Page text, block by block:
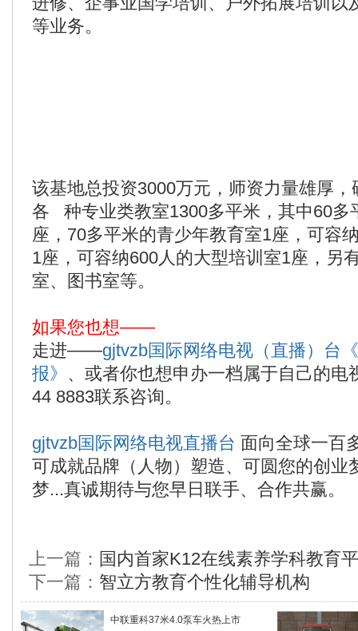
等业务。
该基地总投资3000万元，师资力量雄厚
各 种专业类教室1300多平米，其中60多
座，70多平米的青少年教育室1座，可容
1座，可容纳600人的大型培训室1座，另
室、图书室等。
如果您也想——
走进——gjtvzb国际网络电视（直播）台
报》 、或者你也想申办一档属于自己的电
44 8883联系咨询。
gjtvzb国际网络电视直播台 面向全球一百
可成就品牌（人物）塑造、可圆您的创业
梦...真诚期待与您早日联手、合作共赢。
上一篇： 国内首家K12在线素养学科教育
下一篇： 智立方教育个性化辅导机构
中联重科37米4.0泵车火热上市